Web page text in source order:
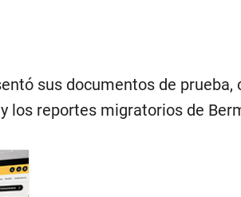
sus documentos de prueba,
y los reportes migratorios de